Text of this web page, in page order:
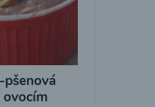
ovocím